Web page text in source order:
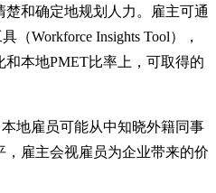
和确定地规划人力。雇主可通
（Workforce Insights Tool），
本地PMET比率上，可取得的
地雇员可能从中知晓外籍同事
雇主会视雇员为企业带来的价